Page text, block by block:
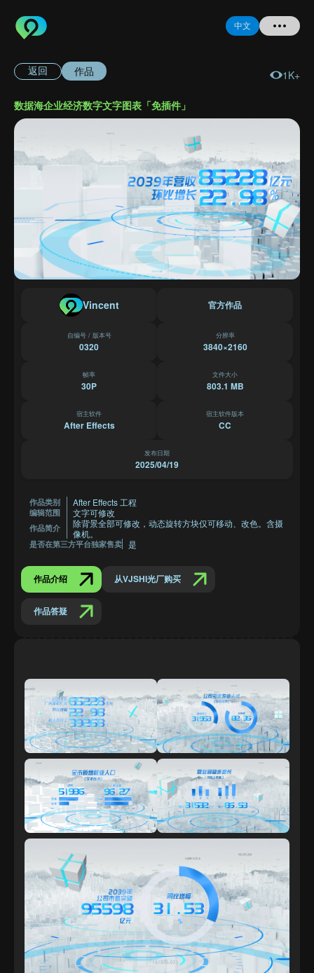
中文
注册
忘记密码
返回 作品 1K+
数据海企业经济数字文字图表「免插件」
Vincent 官方作品
自编号 / 版本号
0320
分辨率
3840×2160
帧率
30P
文件大小
803.1 MB
宿主软件
After Effects
宿主软件版本
CC
发布日期
2025/04/19
作品类别 After Effects 工程
编辑范围 文字可修改
作品简介
除背景全部可修改，动态旋转方块仅可移动、改色。含摄
像机。
是否在第三方平台独家售卖 是
作品介绍 从VJSHI光厂购买
作品答疑